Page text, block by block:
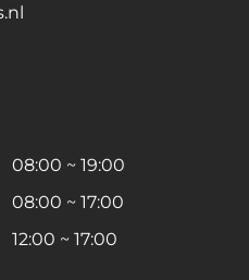
08:00 ~ 19:00
08:00 ~ 17:00
12:00 ~ 17:00